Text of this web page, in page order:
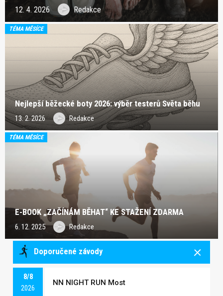
12. 4. 2026 Redakce
TÉMA MĚSÍCE
Nejlepší běžecké boty 2026: výběr testerů Světa běhu
13. 2. 2026 Redakce
TÉMA MĚSÍCE
E-BOOK „ZAČÍNÁM BĚHAT“ KE STAŽENÍ ZDARMA
6. 12. 2025 Redakce
Doporučené závody
8/8
2026
NN NIGHT RUN Most